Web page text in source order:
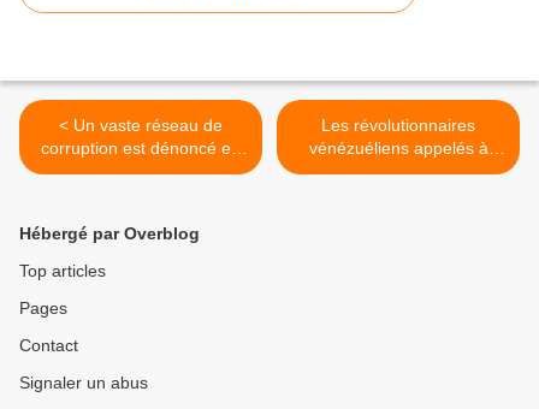
< Un vaste réseau de
corruption est dénoncé en
Argentine
Les révolutionnaires
vénézuéliens appelés à
marcher pour la défense de
Hébergé par Overblog
Top articles
Pages
Contact
Signaler un abus